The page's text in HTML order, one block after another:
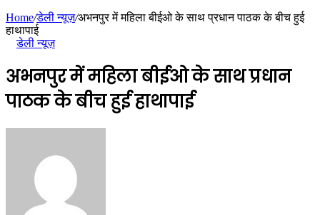
Home/डेली न्यूज़/अभनपुर में महिला बीईओ के साथ प्रधान पाठक के बीच हुई
हाथापाई
डेली न्यूज़
अभनपुर में महिला बीईओ के साथ प्रधान
पाठक के बीच हुई हाथापाई